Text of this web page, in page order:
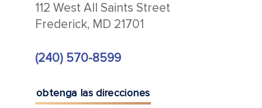
112 West All Saints Street
Frederick, MD 21701
(240) 570-8599
obtenga las direcciones